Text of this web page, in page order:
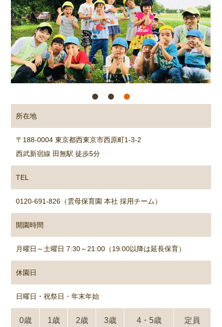
所在地
〒188-0004 東京都西東京市西原町1-3-2
西武新宿線 田無駅 徒歩5分
TEL
0120-691-826（雲母保育園 本社 採用チーム）
開園時間
月曜日～土曜日 7:30～21:00（19:00以降は延長保育）
休園日
日曜日・祝祭日・年末年始
0歳 1歳 2歳 3歳 4・5歳 定員